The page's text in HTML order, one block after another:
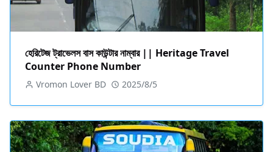
হেরিটেজ ট্রাভেলস বাস কাউন্টার নাম্বার || Heritage Travel
Counter Phone Number
Vromon Lover BD 2025/8/5